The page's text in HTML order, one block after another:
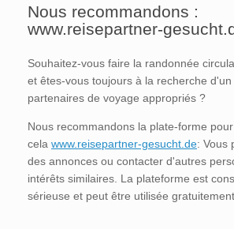
Nous recommandons :
www.reisepartner-
Souhaitez-vous faire la randonnée
et êtes-vous toujours à la recherche
partenaires de voyage appropriés ?
Nous recommandons la plate-forme pour
cela www.reisepartner-gesucht.de: Vous
des annonces ou contacter d'autres
intérêts similaires. La plateforme est
sérieuse et peut être utilisée gratuitement.